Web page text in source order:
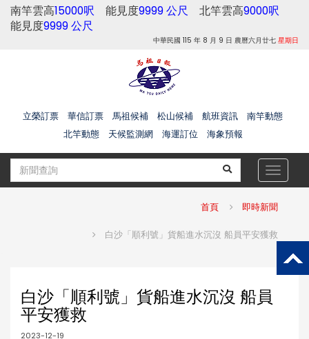
南竿雲高15000呎 能見度9999 公尺 北竿雲高9000呎
能見度9999 公尺
中華民國 115 年 8 月 9 日 農曆六月廿七 星期日
立榮訂票 華信訂票 馬祖候補 松山候補 航班資訊
南竿動態
北竿動態
天候監測網 海運訂位 海象預報
Toggle
首頁 即時新聞
白沙「順利號」貨船進水沉沒 船員平安獲救
白沙「順利號」貨船進水沉沒 船員
平安獲救
2023-12-19